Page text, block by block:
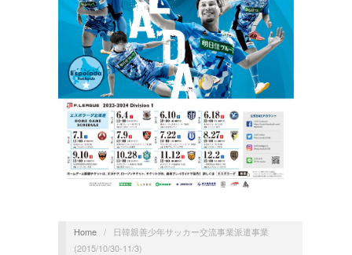
Home /
日韓親善少年サッカー交流事業派遣事業
(2015/10/30-11/3)